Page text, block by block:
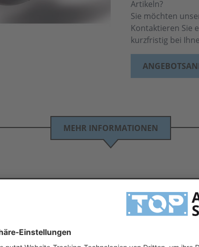
Artikeln?
Sie möchten
Kontaktieren Sie
kurzfristig bei
MEHR INFORMATIONEN
8000 zum Einsatz nur mit Partikelfilter
hier erhältlich >> Großmengen zum Sonderpreis auf Anfrage!!!
entsprechen der persönliche Schutzausrüstung nach Europäischen
Design. Lassen auch Sie sich von der Qualität überzeugen! Gern stehen wir